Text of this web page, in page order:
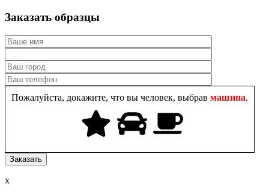
Заказать образцы
Пожалуйста, докажите, что вы человек, выбрав машина.
x